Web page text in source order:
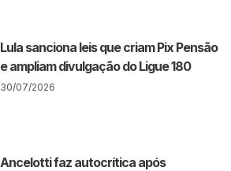
Lula sanciona leis que criam Pix Pensão
e ampliam divulgação do Ligue 180
30/07/2026
Ancelotti faz autocrítica após